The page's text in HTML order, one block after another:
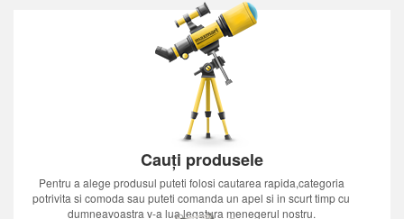
Cauți produsele
Pentru a alege produsul puteti folosi cautarea rapida,categoria
potrivita si comoda sau puteti comanda un apel si in scurt timp cu
dumneavoastra v-a lua legatura menegerul nostru.